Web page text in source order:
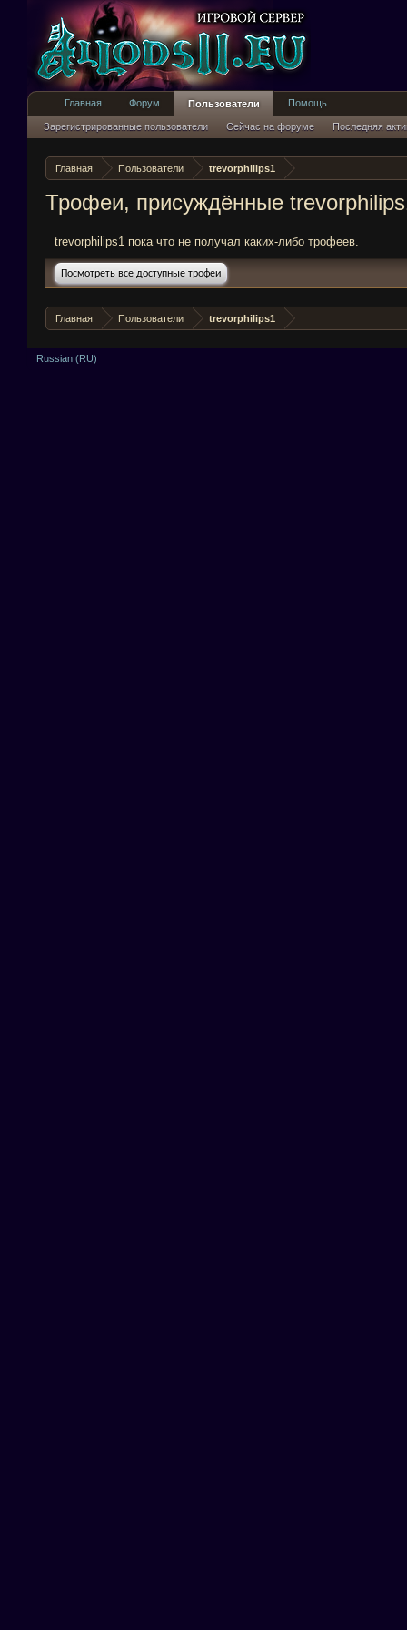
Главная Пользователи trevorphilips1
Трофеи, присуждённые
trevorphilips1 пока что не получал каких-либо трофеев.
Посмотреть все доступные трофеи
Главная Пользователи trevorphilips1
Главная Форум Пользователи
Зарегистрированные пользователи Сейчас на форуме Последняя
Помощь
Russian (RU)